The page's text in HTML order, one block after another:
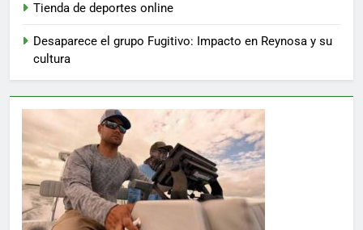
Tienda de deportes online
Desaparece el grupo Fugitivo: Impacto en Reynosa y su
cultura